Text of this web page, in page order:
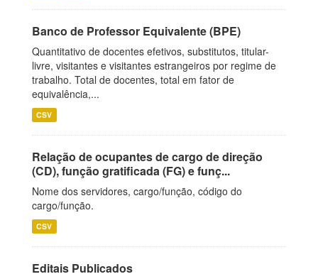
Banco de Professor Equivalente (BPE)
Quantitativo de docentes efetivos, substitutos, titular-
livre, visitantes e visitantes estrangeiros por regime de
trabalho. Total de docentes, total em fator de
equivalência,...
CSV
Relação de ocupantes de cargo de direção
(CD), função gratificada (FG) e funç...
Nome dos servidores, cargo/função, código do
cargo/função.
CSV
Editais Publicados